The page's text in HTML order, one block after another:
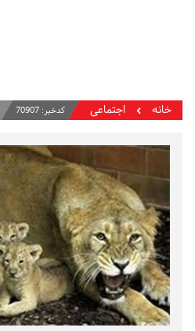
خانه اجتماعی کدخبر:70907